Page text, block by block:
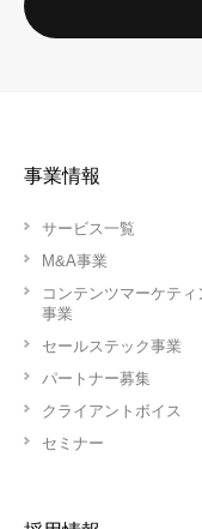
事業情報
サービス一覧
M&A事業
コンテンツマーケティ
事業
セールステック事業
パートナー募集
クライアントボイス
セミナー